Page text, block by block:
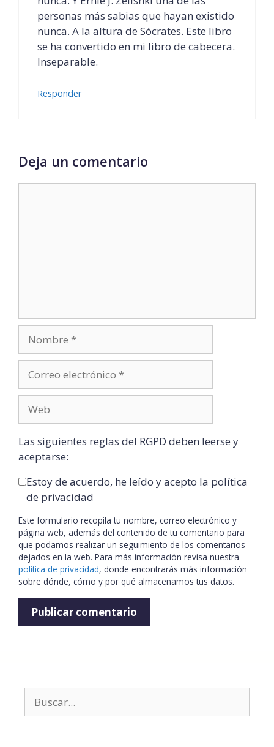
personas más sabias que hayan existido
nunca. A la altura de Sócrates. Este libro
se ha convertido en mi libro de cabecera.
Inseparable.
Responder
Deja un comentario
Las siguientes reglas del RGPD deben leerse y
aceptarse:
Estoy de acuerdo, he leído y acepto la política
de privacidad
Este formulario recopila tu nombre, correo electrónico y
página web, además del contenido de tu comentario para
que podamos realizar un seguimiento de los comentarios
dejados en la web. Para más información revisa nuestra
política de privacidad, donde encontrarás más información
sobre dónde, cómo y por qué almacenamos tus datos.